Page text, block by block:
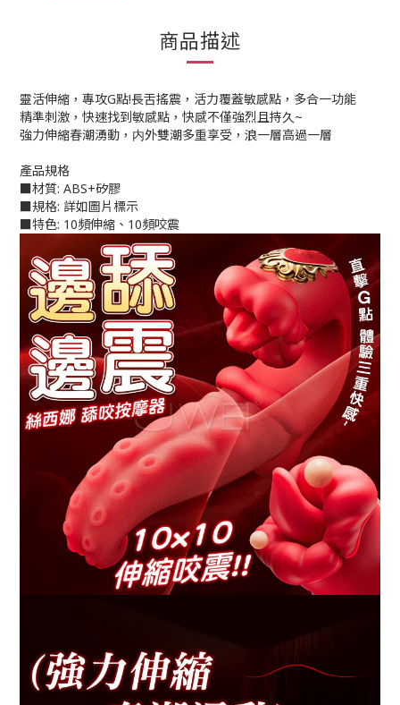
商品描述
靈活伸縮，專攻G點!長舌搖震，活力覆蓋敏感點，多合一功能
精準刺激，快速找到敏感點，快感不僅強烈且持久~
強力伸縮春潮湧動，内外雙潮多重享受，浪一層高過一層
產品規格
■材質: ABS+矽膠
■規格: 詳如圖片標示
■特色: 10頻伸縮、10頻咬震